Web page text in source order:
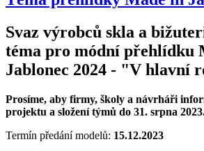
Svaz výrobců skla a
téma pro módní přehlídku
Jablonec 2024 - "V hlavní
Prosíme, aby firmy, školy a návrháři
projektu a složení týmů do 31. srpna
Termín předání modelů: 15.12.2023